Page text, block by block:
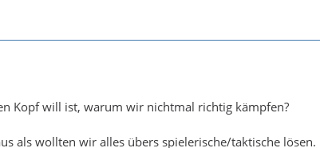
Kopf will ist, warum wir nichtmal richtig kämpfen?
als wollten wir alles übers spielerische/taktische lösen.